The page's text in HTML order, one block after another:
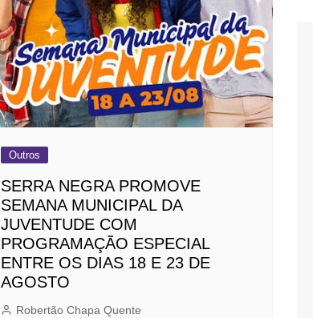
Outros
SERRA NEGRA PROMOVE
SEMANA MUNICIPAL DA
JUVENTUDE COM
PROGRAMAÇÃO ESPECIAL
ENTRE OS DIAS 18 E 23 DE
AGOSTO
Robertão Chapa Quente